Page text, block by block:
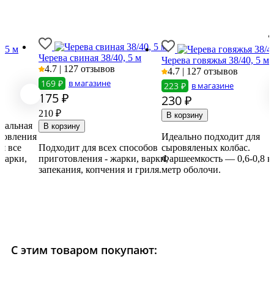
5 м
все
Черева свиная 38/40, 5 м
4.7 | 127 отзывов
169 ₽ в магазине
175₽
210 ₽
Подходит для всех способов
приготовления - жарки, варки,
запекания, копчения и гриля.
Черева говяжья 38/40, 5 м
4.7 | 127 отзывов
223 ₽ в магазине
230₽
Идеально подходит для
сыровяленых колбас.
Фаршеемкость — 0,6-0,8
метр оболочи.
С этим товаром покупают: